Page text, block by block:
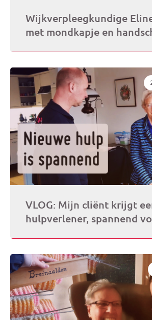
Wijkverpleegkundige
met mondkapje en
VLOG: Mijn cliënt krijgt
hulpverlener, spannend